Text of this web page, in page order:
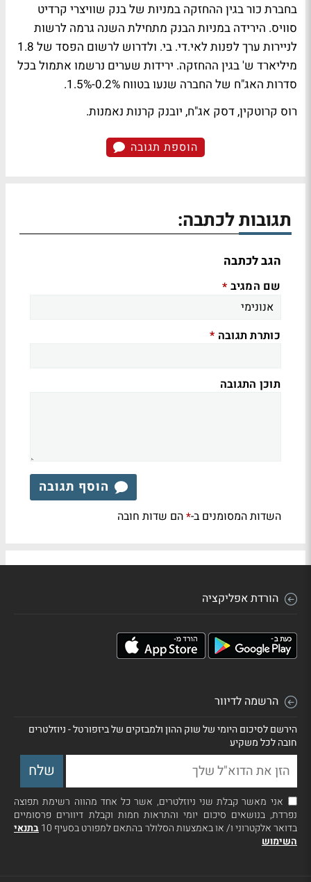
בחברת כור בגין ההחזקה במניות של בנק שוויצרי קרדיט
סוויס. הירידה במניות הבנק מתחילת השנה גרמה לרשות
לניירות ערך לפנות לאי.די. בי. ולדרוש לרשום הפסד של 1.8
מיליארד ש' בגין ההחזקה. ירידות שערים נרשמו אתמול בכל
סדרות האג"ח של החברה שנעו בטווח 0.2%-1.5%.
רוס קרוטקין, דסק אג"ח, יובנק קרנות נאמנות.
הוספת תגובה
תגובות לכתבה:
הגב לכתבה
שם המגיב *
כותרת תגובה *
תוכן התגובה
הוסף תגובה
השדות המסומנים ב-*הם שדות חובה
הורדת אפליקציה
הרשמה לדיוור
הירשם לסיכום היומי של שוק ההון ולמבזקים של ביזפורטל - ניוזלטרים
חובה לכל משקיע
אני מאשר קבלת שני ניוזלטרים, אשר כל אחד מהווה רשימת תפוצה
נפרדת, בנושאים סיכום יומי והתראות חמות וקבלת דיוורים פרסומיים
בדואר אלקטרוני ו/ או באמצעות הסלולר בהתאם למפורט בסעיף 10
בתנאי
השימוש